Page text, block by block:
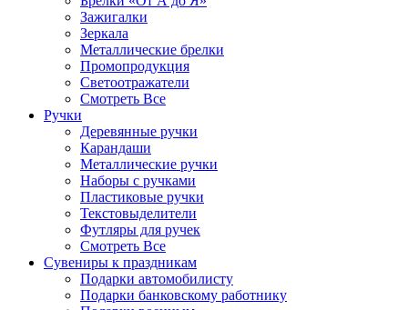
Зажигалки
Зеркала
Металлические брелки
Промопродукция
Светоотражатели
Смотреть Все
Ручки
Деревянные ручки
Карандаши
Металлические ручки
Наборы с ручками
Пластиковые ручки
Текстовыделители
Футляры для ручек
Смотреть Все
Сувениры к праздникам
Подарки автомобилисту
Подарки банковскому работнику